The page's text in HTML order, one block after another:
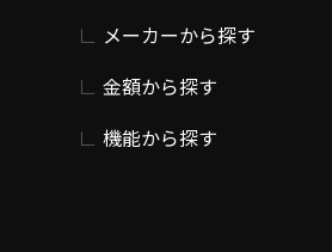
メーカーから探す
金額から探す
機能から探す